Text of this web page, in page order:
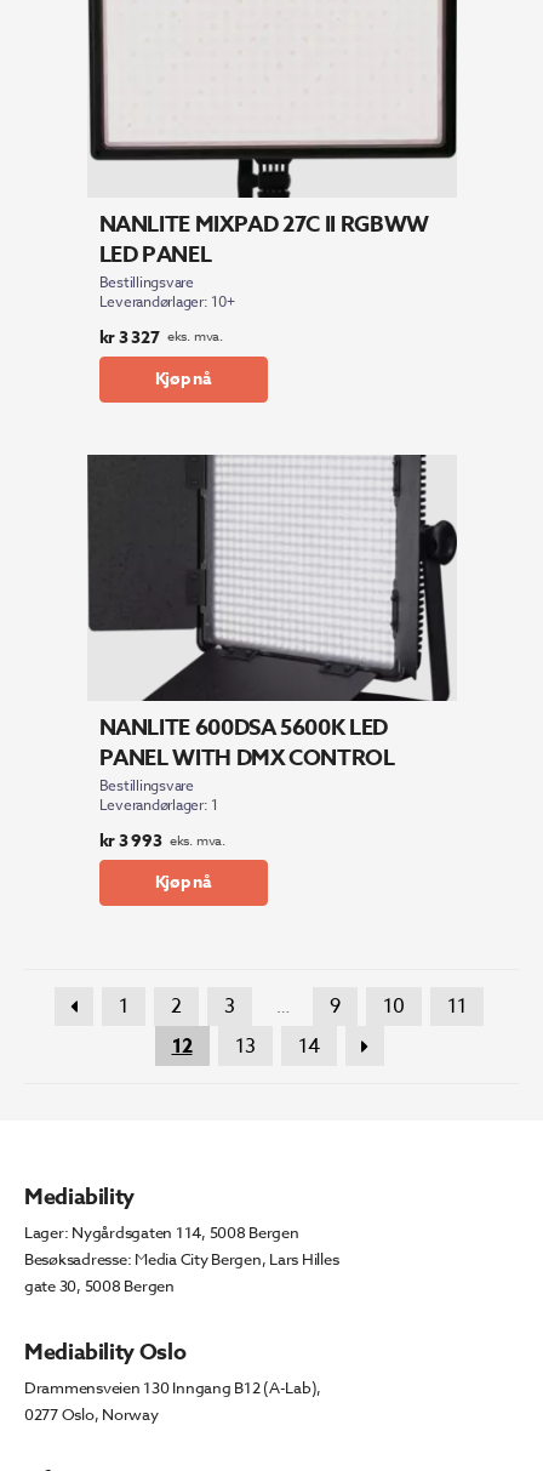
NANLITE MIXPAD 27C II RGBWW
LED PANEL
Bestillingsvare
Leverandørlager: 10+
kr3 327 eks. mva.
Kjøp nå
NANLITE 600DSA 5600K LED
PANEL WITH DMX CONTROL
Bestillingsvare
Leverandørlager: 1
kr3 993 eks. mva.
Kjøp nå
1 2 3 … 9 10
11
12
13 14
Mediability
Lager: Nygårdsgaten 114, 5008 Bergen
Besøksadresse: Media City Bergen, Lars Hilles
gate 30, 5008 Bergen
Mediability Oslo
Drammensveien 130 Inngang B12 (A-Lab),
0277 Oslo, Norway